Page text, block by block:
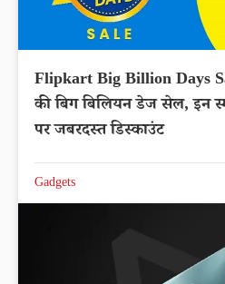
Flipkart Big Billion Days
की बिग बिलियन डेज सेल, इन
पर जबरदस्त डिस्काउंट
Gadgets